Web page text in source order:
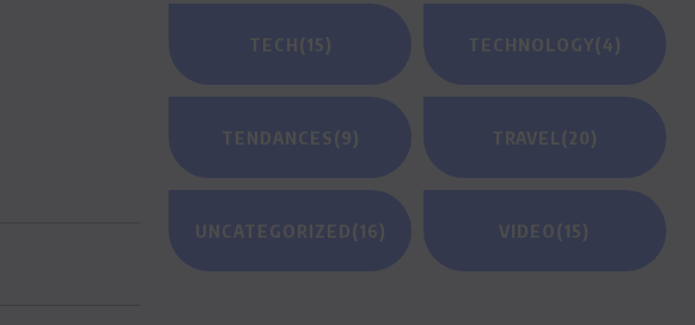
TECH(15) TECHNOLOGY(4)
TENDANCES(9) TRAVEL (20)
UNCATEGORIZED(16) VIDEO(15)